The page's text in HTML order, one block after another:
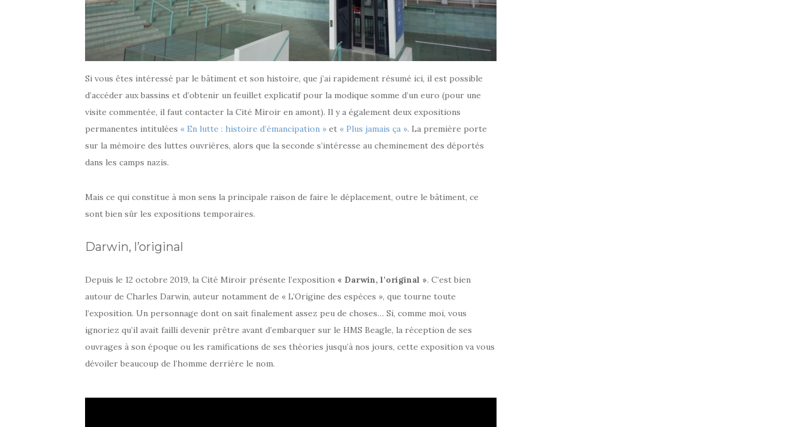
Si vous êtes intéressé par le bâtiment et son histoire, que j’ai rapidement résumé ici, il est possible
d’accéder aux bassins et d’obtenir un feuillet explicatif pour la modique somme d’un euro (pour une
visite commentée, il faut contacter la Cité Miroir en amont). Il y a également deux expositions
permanentes intitulées « En lutte : histoire d’émancipation » et « Plus jamais ça ». La première porte
sur la mémoire des luttes ouvrières, alors que la seconde s’intéresse au cheminement des déportés
dans les camps nazis.
Mais ce qui constitue à mon sens la principale raison de faire le déplacement, outre le bâtiment, ce
sont bien sûr les expositions temporaires.
Darwin, l’original
Depuis le 12 octobre 2019, la Cité Miroir présente l’exposition « Darwin, l’original ». C’est bien
autour de Charles Darwin, auteur notamment de « L’Origine des espèces », que tourne toute
l’exposition. Un personnage dont on sait finalement assez peu de choses… Si, comme moi, vous
ignoriez qu’il avait failli devenir prêtre avant d’embarquer sur le HMS Beagle, la réception de ses
ouvrages à son époque ou les ramifications de ses théories jusqu’à nos jours, cette exposition va vous
dévoiler beaucoup de l’homme derrière le nom.